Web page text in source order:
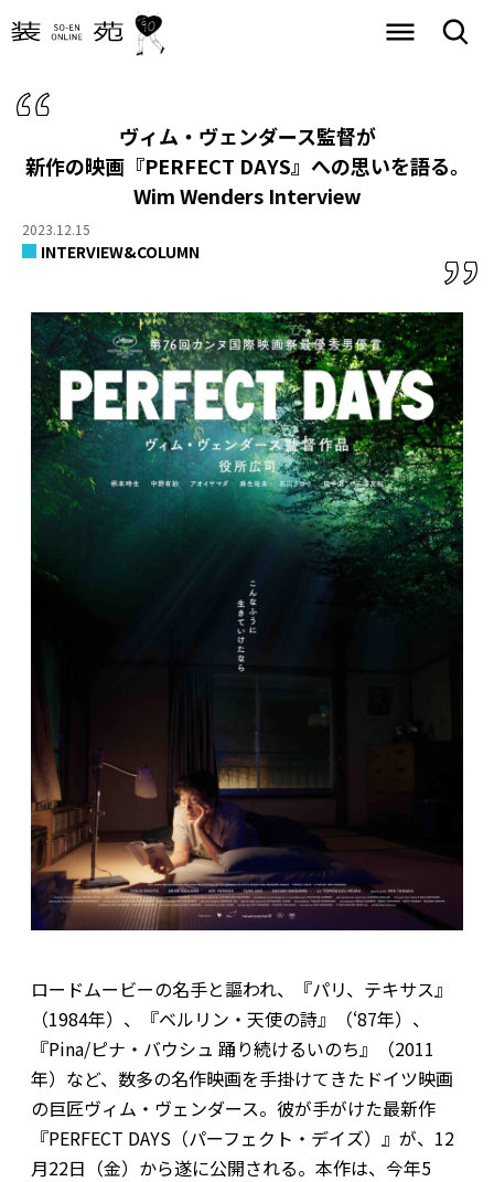
ヴィム・ヴェンダース監督が
新作の映画『PERFECT DAYS』への思いを語る。
Wim Wenders Interview
2023.12.15
INTERVIEW&COLUMN
ロードムービーの名手と謳われ、『パリ、テキサス』
（1984年）、『ベルリン・天使の詩』（‘87年）、
『Pina/ピナ・バウシュ 踊り続けるいのち』（2011
年）など、数多の名作映画を手掛けてきたドイツ映画
の巨匠ヴィム・ヴェンダース。彼が手がけた最新作
『PERFECT DAYS（パーフェクト・デイズ）』が、12
月22日（金）から遂に公開される。本作は、今年5